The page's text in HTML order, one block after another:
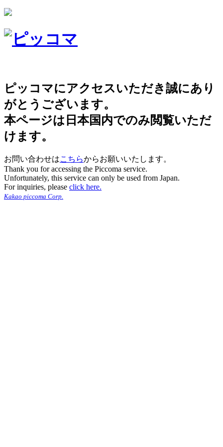
ピッコマにアクセスいただき誠にあり
がとうございます。
本ページは日本国内でのみ閲覧いただ
けます。
お問い合わせはこちらからお願いいたします。
Thank you for accessing the Piccoma service.
Unfortunately, this service can only be used from Japan.
For inquiries, please click here.
Kakao piccoma Corp.